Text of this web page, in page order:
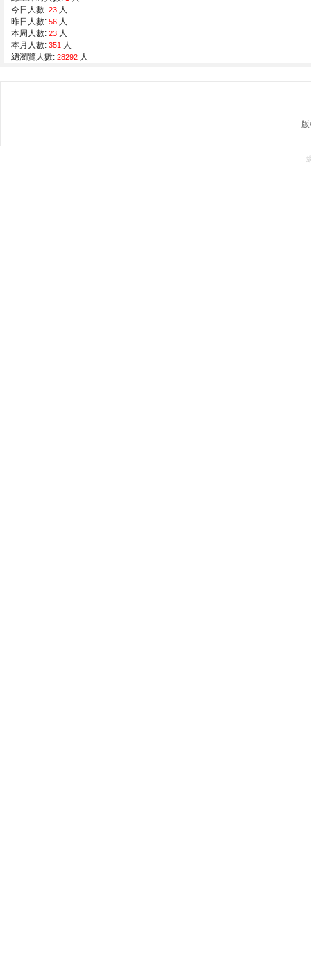
今日人數: 23 人
昨日人數: 56 人
本周人數: 23 人
本月人數: 351 人
總瀏覽人數: 28292 人